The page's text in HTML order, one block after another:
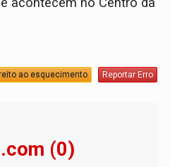
ao esquecimento Reportar Erro
(0)